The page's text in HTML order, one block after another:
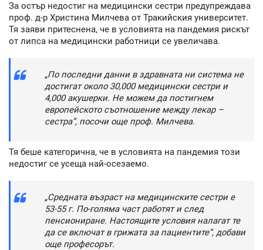
За остър недостиг на медицински сестри предупреждава
проф. д-р Христина Милчева от Тракийския университет.
Тя заяви притеснена, че в условията на пандемия рискът
от липса на медицински работници се увеличава.
„По последни данни в здравната ни система не
достигат около 30,000 медицински сестри и
4,000 акушерки. Не можем да постигнем
европейското съотношение между лекар –
сестра”, посочи още проф. Милчева.
Тя беше категорична, че в условията на пандемия този
недостиг се усеща най-осезаемо.
„Средната възраст на медицинските сестри е
53-55 г. По-голяма част работят и след
пенсиониране. Настоящите условия налагат те
да се включат в грижата за пациентите”, добави
още професорът.